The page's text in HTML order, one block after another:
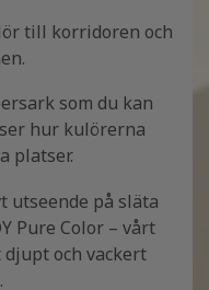
till korridoren och
som du kan
hur kulörerna
platser.
utseende på släta
Pure Color – vårt
och vackert